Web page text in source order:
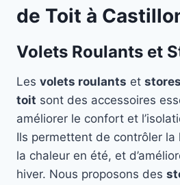
de Toit à
Volets Roulants et
Les volets roulants et
toit sont des accessoires
améliorer le confort et
Ils permettent de contrôler la
la chaleur en été, et
hiver. Nous proposons des